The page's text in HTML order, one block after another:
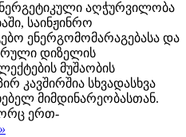
აღჭურვილობა
საინჟინრო
ენერგომომარაგებასა და
დიზელის
მუშაობის
კავშირშია სხვადასხვა
მიმდინარეობასთან.
ერთ-
»